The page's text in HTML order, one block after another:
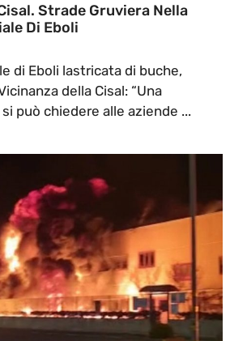
Strade Gruviera Nella
Di Eboli
di Eboli lastricata di buche,
della Cisal: “Una
può chiedere alle aziende ...